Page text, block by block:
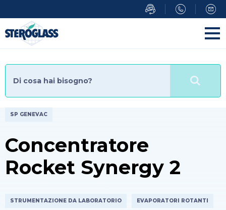
al
contenuto
principale
SP GENEVAC
Concentratore
Rocket Synergy 2
STRUMENTAZIONE DA LABORATORIO EVAPORATORI ROTANTI